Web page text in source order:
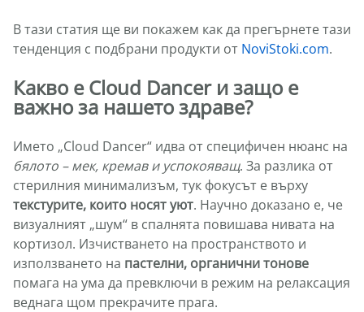
В тази статия ще ви покажем как да прегърнете тази
тенденция с подбрани продукти от NoviStoki.com.
Какво е Cloud Dancer и защо е
важно за нашето здраве?
Името „Cloud Dancer“ идва от специфичен нюанс на
бялото – мек, кремав и успокояващ. За разлика от
стерилния минимализъм, тук фокусът е върху
текстурите, които носят уют. Научно доказано е, че
визуалният „шум“ в спалнята повишава нивата на
кортизол. Изчистването на пространството и
използването на пастелни, органични тонове
помага на ума да превключи в режим на релаксация
веднага щом прекрачите прага.